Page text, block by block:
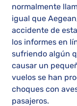
normalmente
igual que
accidente de
los informes en
sufriendo algún
causar un
vuelos se han
choques con
pasajeros.